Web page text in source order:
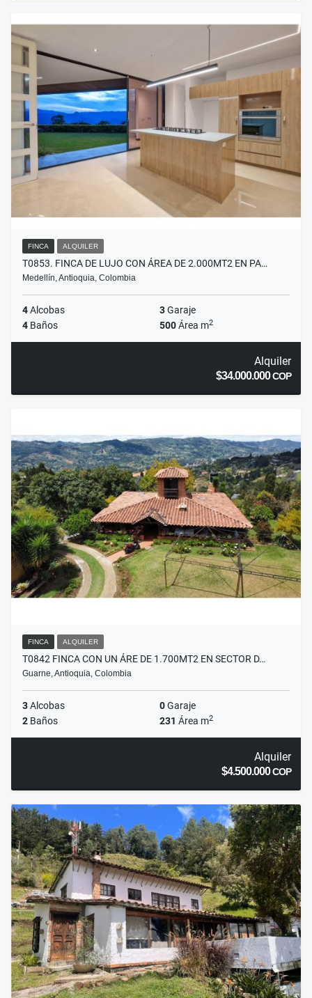
FINCA ALQUILER
T0853. FINCA DE LUJO CON ÁREA DE 2.000MT2 EN PA…
Medellín, Antioquia, Colombia
4Alcobas 3Garaje
4 Baños 500Área m2
Alquiler
$34.000.000COP
FINCA ALQUILER
T0842 FINCA CON UN ÁRE DE 1.700MT2 EN SECTOR D…
Guarne, Antioquia, Colombia
3Alcobas 0Garaje
2 Baños 231 Área m2
Alquiler
$4.500.000COP